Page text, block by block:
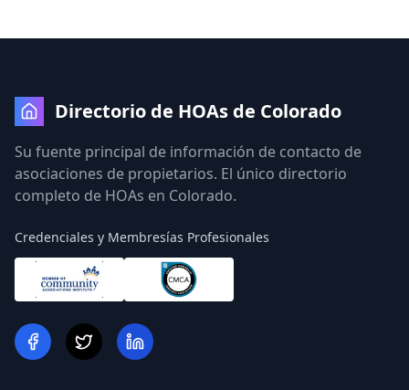
Directorio de HOAs de Colorado
Su fuente principal de información de contacto de
asociaciones de propietarios. El único directorio
completo de HOAs en Colorado.
Credenciales y Membresías Profesionales